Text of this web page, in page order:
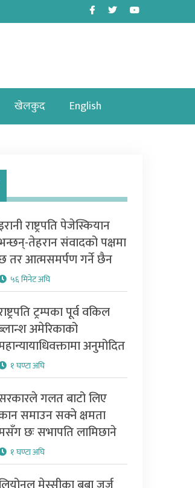
Facebook
TwitterYoutube
खेलकुद English
राष्ट्रपति पेजेस्कियान
तेहरान संवादको पक्षमा
तर आत्मसमर्पण गर्ने छैन
५६ मिनेट अघि
ट्रम्पका पूर्व वकिल
अमेरिकाको
अनुमोदित
१ घण्टा अघि
गलत बाटो लिए
समाउन सक्ने क्षमता
छः सभापति लामिछाने
१ घण्टा अघि